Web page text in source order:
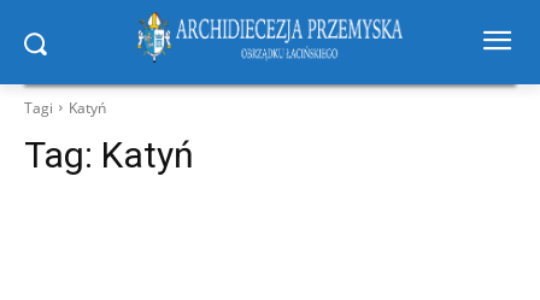
Tagi Katyń
Tag: Katyń